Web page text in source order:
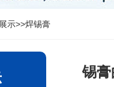
示>>焊锡膏
锡膏